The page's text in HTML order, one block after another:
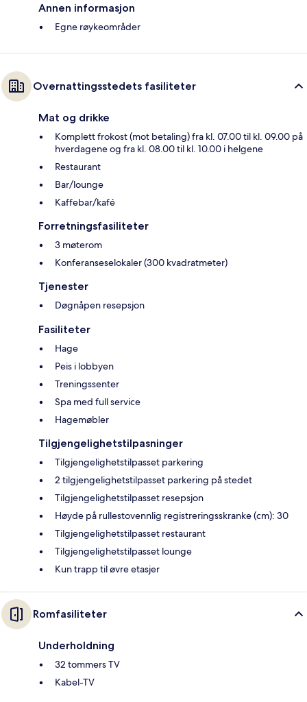
Annen informasjon
Egne røykeområder
Overnattingsstedets fasiliteter
Mat og drikke
Komplett frokost (mot betaling) fra kl. 07.00 til kl. 09.00 på
hverdagene og fra kl. 08.00 til kl. 10.00 i helgene
Restaurant
Bar/lounge
Kaffebar/kafé
Forretningsfasiliteter
3 møterom
Konferanseselokaler (300 kvadratmeter)
Tjenester
Døgnåpen resepsjon
Fasiliteter
Hage
Peis i lobbyen
Treningssenter
Spa med full service
Hagemøbler
Tilgjengelighetstilpasninger
Tilgjengelighetstilpasset parkering
2 tilgjengelighetstilpasset parkering på stedet
Tilgjengelighetstilpasset resepsjon
Høyde på rullestovennlig registreringsskranke (cm): 30
Tilgjengelighetstilpasset restaurant
Tilgjengelighetstilpasset lounge
Kun trapp til øvre etasjer
Romfasiliteter
Underholdning
32 tommers TV
Kabel-TV